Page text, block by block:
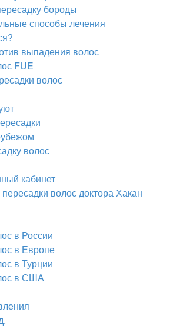
бороды
способы лечения
выпадения волос
FUE
волос
волос
кабинет
волос доктора Хакан
в России
в Европе
в Турции
в США